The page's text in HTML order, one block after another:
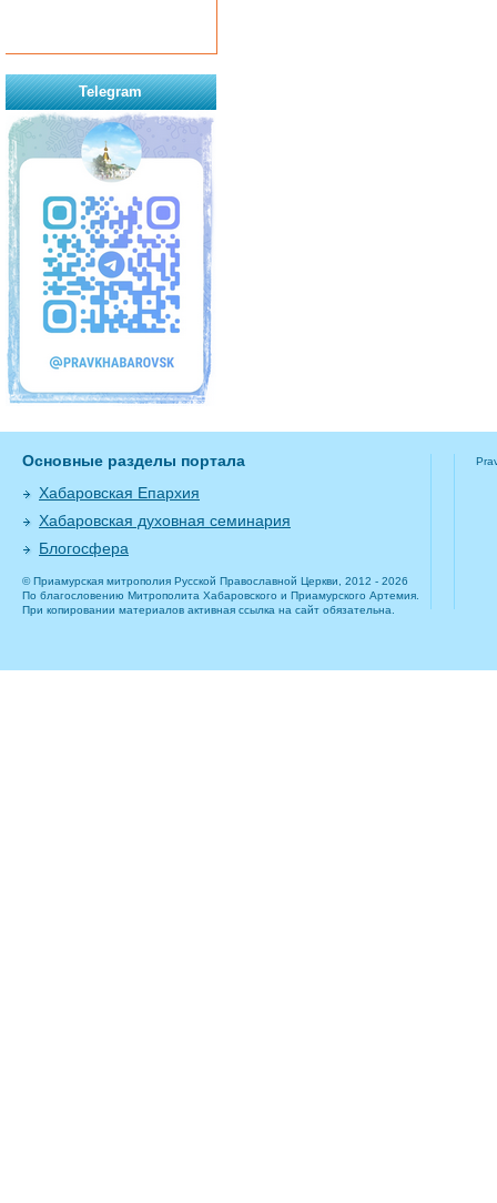
Telegram
Основные разделы портала
Хабаровская Епархия
Хабаровская духовная семинария
Блогосфера
© Приамурская митрополия Русской Православной Церкви, 2012 - 2026
По благословению Митрополита Хабаровского и Приамурского Артемия.
При копировании материалов активная ссылка на сайт обязательна.